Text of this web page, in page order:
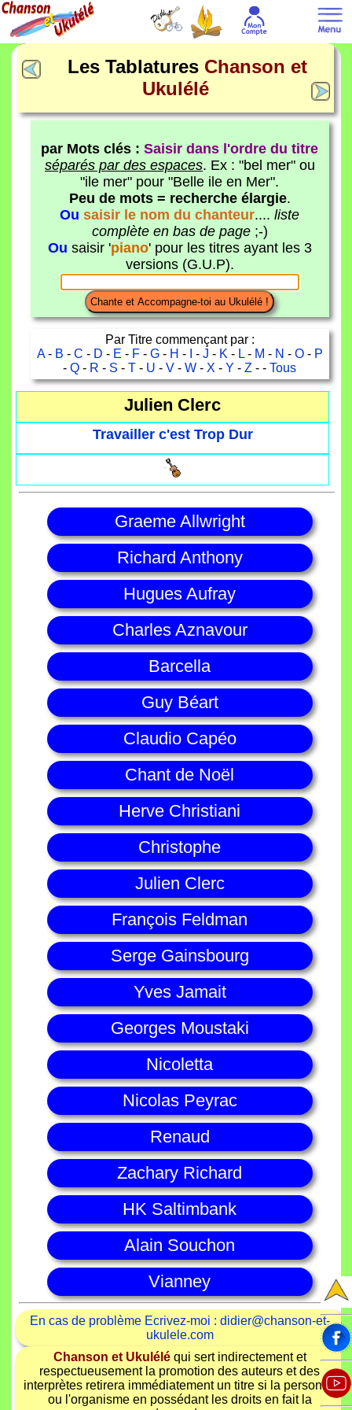
Les Tablatures Chanson et
Ukulélé
par Mots clés :Saisir dans l'ordre du titre
séparés par des espaces. Ex : "bel mer" ou
"ile mer" pour "Belle ile en Mer".
Peu de mots = recherche élargie.
Ou saisir le nom du chanteur....liste
complète en bas de page;-)
Ou saisir 'piano' pour les titres ayant les 3
versions (G.U.P).
Par Titre commençant par :
A- B - C - D - E - F- G- H - - J - K - L- M - N - O- P
-Q - R - S -T - U -V -W - X -Y -Z - -Tous
Julien Clerc
Travailler c'est Trop Dur
Graeme Allwright
Richard Anthony
Hugues Aufray
Charles Aznavour
Barcella
Guy Béart
Claudio Capéo
Chant de Noël
Herve Christiani
Christophe
Julien Clerc
François Feldman
Serge Gainsbourg
Yves Jamait
Georges Moustaki
Nicoletta
Nicolas Peyrac
Renaud
Zachary Richard
HK Saltimbank
Alain Souchon
Vianney
En cas de problème Ecrivez-moi : didier@chanson-et-
ukulele.com
Chanson et Ukuléléqui sert indirectement et
respectueusement la promotion des auteurs et des
interprètes retirera immédiatement un titre si la personne
ou l'organisme en possédant les droits en fait la